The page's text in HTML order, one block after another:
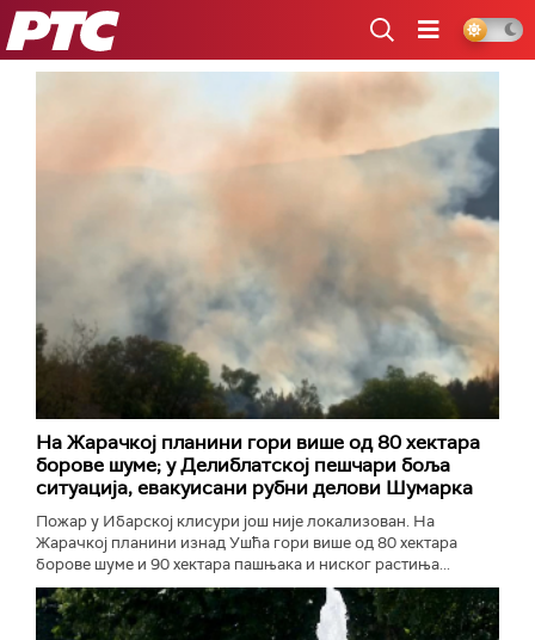
РТС
На Жарачкој планини гори више од 80 хектара
борове шуме; у Делиблатској пешчари боља
ситуација, евакуисани рубни делови Шумарка
Пожар у Ибарској клисури још није локализован. На
Жарачкој планини изнад Ушћа гори више од 80 хектара
борове шуме и 90 хектара пашњака и ниског растиња...